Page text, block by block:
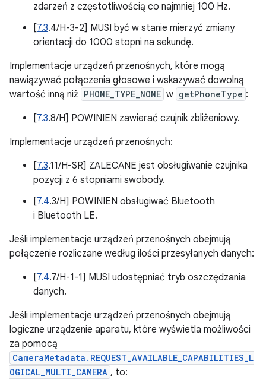
zdarzeń z częstotliwością co najmniej 100 Hz.
[7.3.4/H-3-2] MUSI być w stanie mierzyć zmiany
orientacji do 1000 stopni na sekundę.
Implementacje urządzeń przenośnych, które mogą
nawiązywać połączenia głosowe i wskazywać dowolną
wartość inną niż PHONE_TYPE_NONE w getPhoneType :
[7.3.8/H] POWINIEN zawierać czujnik zbliżeniowy.
Implementacje urządzeń przenośnych:
[7.3.11/H-SR] ZALECANE jest obsługiwanie czujnika
pozycji z 6 stopniami swobody.
[7.4.3/H] POWINIEN obsługiwać Bluetooth
i Bluetooth LE.
Jeśli implementacje urządzeń przenośnych obejmują
połączenie rozliczane według ilości przesyłanych danych:
[7.4.7/H-1-1] MUSI udostępniać tryb oszczędzania
danych.
Jeśli implementacje urządzeń przenośnych obejmują
logiczne urządzenie aparatu, które wyświetla możliwości
za pomocą
CameraMetadata.REQUEST_AVAILABLE_CAPABILITIES_L
OGICAL_MULTI_CAMERA , to: